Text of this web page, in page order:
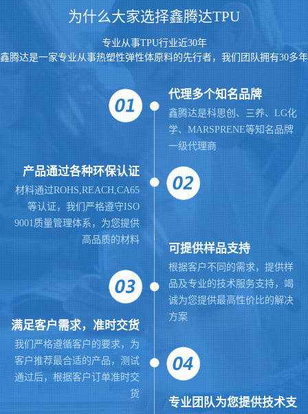
为什么大家选择鑫腾达TPU
专业从事TPU行业近30年
鑫腾达是一家专业从事热塑性弹性体原料的先行者，我们团队拥有30多年
代理多个知名品牌
鑫腾达是科思创、三养、LG化
学、MARSPRENE等知名品牌
一级代理商
产品通过各种环保认证
材料通过ROHS,REACH,CA65
等认证，我们严格遵守ISO
9001质量管理体系，为您提供
高品质的材料
可提供样品支持
根据客户不同的需求，提供样
品及专业的技术服务支持，竭
诚为您提供最高性价比的解决
方案
满足客户需求，准时交货
我们严格遵循客户的要求，为
客户推荐最合适的产品，测试
通过后，根据客户订单准时交
货
专业团队为您提供技术支